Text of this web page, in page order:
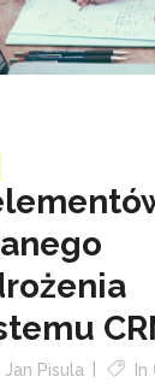
Jan Pisula In